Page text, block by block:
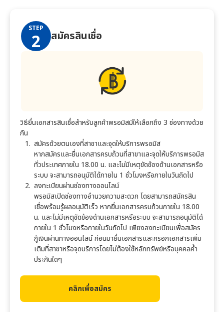
STEP
2 สมัครสินเชื่อ
วิธียื่นเอกสารสินเชื่อสำหรับลูกค้าพรอมิสมีให้เลือกถึง 3 ช่องทางด้วย
กัน
สมัครด้วยตนเองที่สาขาและจุดให้บริการพรอมิส
หากสมัครและยื่นเอกสารครบถ้วนที่สาขาและจุดให้บริการพรอมิส
ทั่วประเทศภายใน 18.00 น. และไม่มีเหตุขัดข้องด้านเอกสารหรือ
ระบบ จะสามารถอนุมัติได้ภายใน 1 ชั่วโมงหรือภายในวันถัดไป
ลงทะเบียนผ่านช่องทางออนไลน์
พรอมิสเปิดช่องทางอำนวยความสะดวก โดยสามารถสมัครสิน
เชื่อพร้อมรู้ผลอนุมัติเร็ว หากยื่นเอกสารครบถ้วนภายใน 18.00
น. และไม่มีเหตุขัดข้องด้านเอกสารหรือระบบ จะสามารถอนุมัติได้
ภายใน 1 ชั่วโมงหรือภายในวันถัดไป เพียงลงทะเบียนเพื่อสมัคร
กู้เงินผ่านทางออนไลน์ ก่อนมายื่นเอกสารและกรอกเอกสารเพิ่ม
เติมที่สาขาหรือจุดบริการโดยไม่ต้องใช้หลักทรัพย์หรือบุคคลค้ำ
ประกันใดๆ
คลิกเพื่อสมัคร